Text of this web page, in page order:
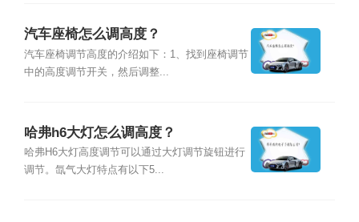
汽车座椅怎么调高度？
汽车座椅调节高度的介绍如下：1、找到座椅调节
中的高度调节开关，然后调整...
哈弗h6大灯怎么调高度？
哈弗H6大灯高度调节可以通过大灯调节旋钮进行
调节。氙气大灯特点有以下5...